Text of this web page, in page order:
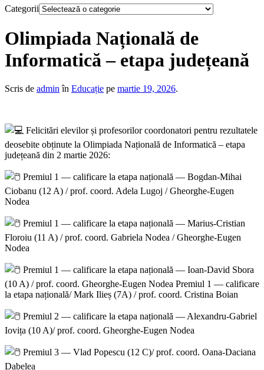
Categorii
Olimpiada Națională de
Informatică – etapa județeană
Scris de admin în Educație pe martie 19, 2026.
Felicitări elevilor și profesorilor coordonatori pentru rezultatele
deosebite obținute la Olimpiada Națională de Informatică – etapa
județeană din 2 martie 2026:
Premiul 1 — calificare la etapa națională — Bogdan-Mihai
Ciobanu (12 A) / prof. coord. Adela Lugoj / Gheorghe-Eugen
Nodea
Premiul 1 — calificare la etapa națională — Marius-Cristian
Floroiu (11 A) / prof. coord. Gabriela Nodea / Gheorghe-Eugen
Nodea
Premiul 1 — calificare la etapa națională — Ioan-David Sbora
(10 A) / prof. coord. Gheorghe-Eugen Nodea Premiul 1 — calificare
la etapa națională/ Mark Ilieș (7A) / prof. coord. Cristina Boian
Premiul 2 — calificare la etapa națională — Alexandru-Gabriel
Iovița (10 A)/ prof. coord. Gheorghe-Eugen Nodea
Premiul 3 — Vlad Popescu (12 C)/ prof. coord. Oana-Daciana
Dabelea